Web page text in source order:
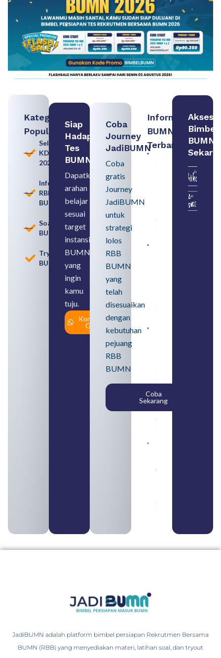
Kategori
Populer
Seleksi
KDKMP
2026
Informasi
RBB
BUMN
Soal
BUMN
Tryout
BUMN
Siap
Hadapi
Tes
BUMN
Dapatkan
arahan
belajar
sesuai
target
instansi
BUMN
yang
ingin
kamu
tuju.
Konsultasi
Gratis
Coba
Journey
JadiBUMN
Coba
gratis
Journey
JadiBUMN
untuk
strategi
lolos
RBB
BUMN
yang
telah
disesuaikan
dengan
kebutuhan
pejuang
RBB
BUMN
Coba
Sekarang
Informasi
BUMN
Terbaru:
Persiapan
Seleksi
Rekrutmen
Memahami
August 8,
2026
August 6,
2026
SMA
Syarat,
Posisi,
dan
Cara
Daftar
August 5,
2026
yang
August 4,
2026
Akses
Bimbel
BUMN
JadiBUMN adalah platform bimbel persiapan Rekrutmen Bersama
BUMN (RBB) yang menyediakan materi, latihan soal, dan tryout